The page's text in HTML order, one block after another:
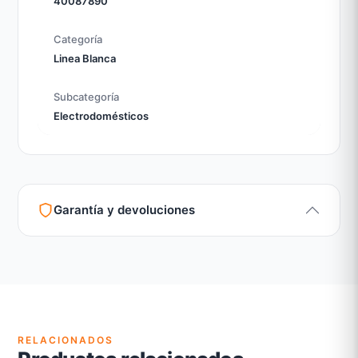
Categoría
Linea Blanca
Subcategoría
Electrodomésticos
Garantía y devoluciones
RELACIONADOS